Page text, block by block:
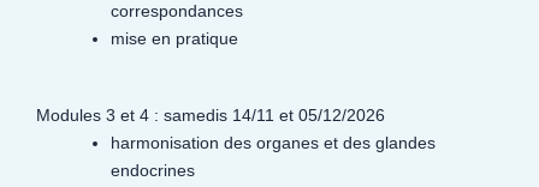
correspondances
mise en pratique
Modules 3 et 4 : samedis 14/11 et 05/12/2026
harmonisation des organes et des glandes
endocrines